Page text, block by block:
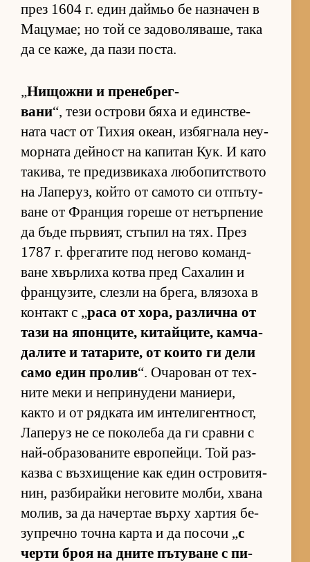
през 1604 г. един дай­мьо бе наз­на­чен в
Ма­цу­мае; но той се за­до­во­ля­ва­ше, така
да се ка­же, да пази пос­та.
„Ни­щожни и пре­неб­рег­
вани“, тези ос­т­рови бяха и един­с­т­ве­
ната част от Ти­хия оке­ан, из­бяг­нала не­у­
мор­ната дей­ност на ка­пи­тан Кук. И като
та­ки­ва, те пре­диз­ви­каха лю­бо­пит­с­твото
на Ла­пе­руз, който от са­мото си от­пъ­ту­
ване от Фран­ция го­реше от не­тър­пе­ние
да бъде пър­ви­ят, стъ­пил на тях. През
1787 г. фре­га­тите под не­гово ко­ман­д­
ване хвър­лиха котва пред Са­ха­лин и
фран­цу­зи­те, слезли на бре­га, вля­зоха в
кон­такт с „раса от хо­ра, раз­лична от
тази на япон­ци­те, ки­тай­ци­те, кам­ча­
да­лите и та­та­ри­те, от ко­ито ги дели
само един про­лив“. Оча­ро­ван от тех­
ните меки и неп­ри­ну­дени ма­ни­е­ри,
както и от ряд­ката им ин­те­ли­ген­т­ност,
Ла­пе­руз не се по­ко­леба да ги сравни с
най-об­ра­зо­ва­ните ев­ро­пей­ци. Той раз­
казва с въз­хи­ще­ние как един ос­т­ро­ви­тя­
нин, раз­би­райки не­го­вите мол­би, хвана
мо­лив, за да на­чер­тае върху хар­тия бе­
зуп­речно точна карта и да по­сочи „с
черти броя на дните пъ­ту­ване с пи­